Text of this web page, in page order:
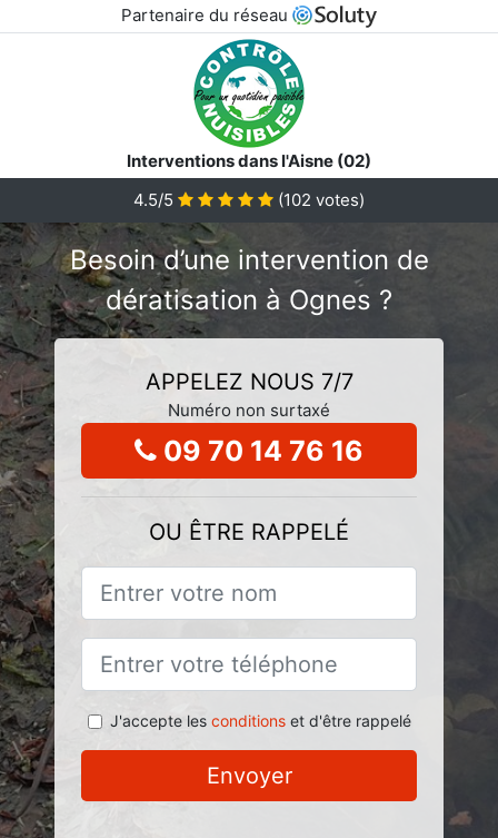
Partenaire du réseau
Interventions dans l'Aisne (02)
4.5/5
(102 votes)
Besoin d’une intervention de
dératisation à Ognes ?
APPELEZ NOUS 7/7
Numéro non surtaxé
09 70 14 76 16
OU ÊTRE RAPPELÉ
J'accepte les conditionset d'être rappelé
Envoyer